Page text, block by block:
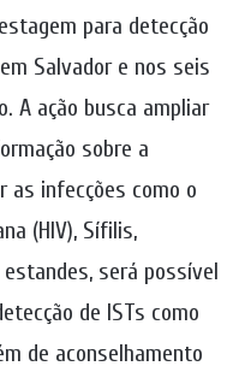
para detecção
Salvador e nos seis
A ação busca ampliar
sobre a
as infecções como o
(HIV), Sífilis,
será possível
de ISTs como
de aconselhamento